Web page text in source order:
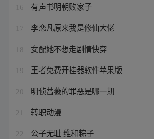
16 有声书明朝败家子
17 李恋凡原来我是修仙大佬
18 女配她不想走剧情快穿
19 王者免费开挂器软件苹果版
20 明侦蔷薇的罪恶是哪一期
21 转职动漫
22 公子无耻 维和粽子